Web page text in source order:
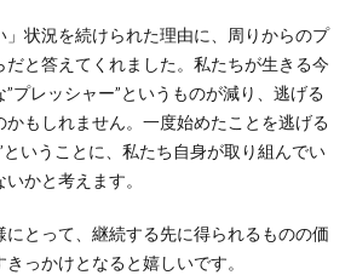
」状況を続けられた理由に、周りからのプ
だと答えてくれました。私たちが生きる今
プレッシャー”というものが減り、逃げる
かもしれません。一度始めたことを逃げる
いうことに、私たち自身が取り組んでい
かと考えます。
にとって、継続する先に得られるものの価
っかけとなると嬉しいです。